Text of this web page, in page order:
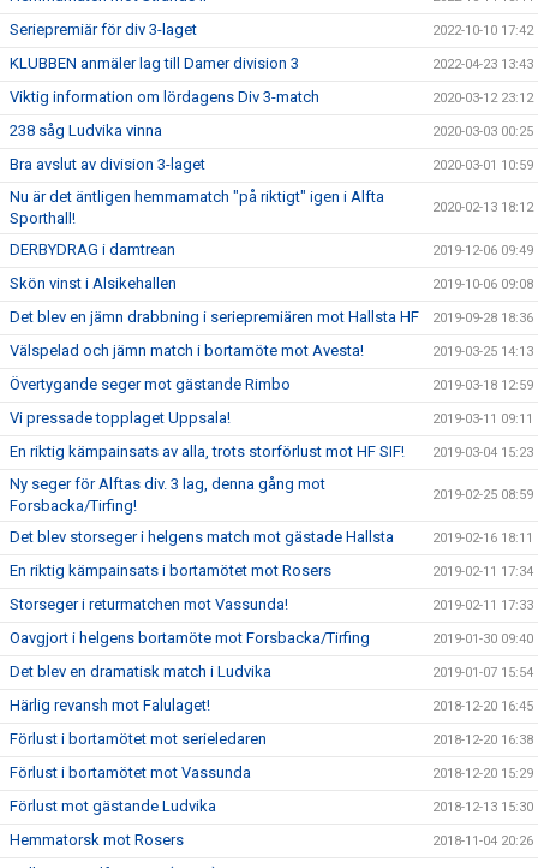
Seriepremiär för div 3-laget 2022-10-10 17:42
KLUBBEN anmäler lag till Damer division 3 2022-04-23 13:43
Viktig information om lördagens Div 3-match 2020-03-12 23:12
238 såg Ludvika vinna 2020-03-03 00:25
Bra avslut av division 3-laget 2020-03-01 10:59
Nu är det äntligen hemmamatch "på riktigt" igen i Alfta
Sporthall!
2020-02-13 18:12
DERBYDRAG i damtrean 2019-12-06 09:49
Skön vinst i Alsikehallen 2019-10-06 09:08
Det blev en jämn drabbning i seriepremiären mot Hallsta HF 2019-09-28 18:36
Välspelad och jämn match i bortamöte mot Avesta! 2019-03-25 14:13
Övertygande seger mot gästande Rimbo 2019-03-18 12:59
Vi pressade topplaget Uppsala! 2019-03-11 09:11
En riktig kämpainsats av alla, trots storförlust mot HF SIF! 2019-03-04 15:23
Ny seger för Alftas div. 3 lag, denna gång mot
Forsbacka/Tirfing!
2019-02-25 08:59
Det blev storseger i helgens match mot gästade Hallsta 2019-02-16 18:11
En riktig kämpainsats i bortamötet mot Rosers 2019-02-11 17:34
Storseger i returmatchen mot Vassunda! 2019-02-11 17:33
Oavgjort i helgens bortamöte mot Forsbacka/Tirfing 2019-01-30 09:40
Det blev en dramatisk match i Ludvika 2019-01-07 15:54
Härlig revansh mot Falulaget! 2018-12-20 16:45
Förlust i bortamötet mot serieledaren 2018-12-20 16:38
Förlust i bortamötet mot Vassunda 2018-12-20 15:29
Förlust mot gästande Ludvika 2018-12-13 15:30
Hemmatorsk mot Rosers 2018-11-04 20:26